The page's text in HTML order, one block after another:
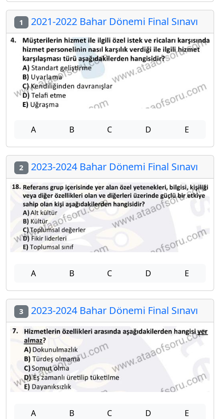
1 2021-2022 Bahar Dönemi Final Sınavı
A B C D E
2 2023-2024 Bahar Dönemi Final Sınavı
A B C D E
3 2023-2024 Bahar Dönemi Final Sınavı
A B C D E